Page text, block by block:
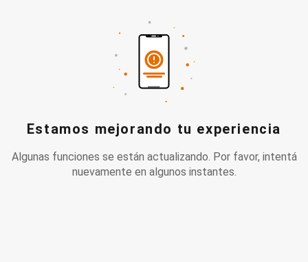
Estamos mejorando tu experiencia
Algunas funciones se están actualizando. Por favor, intentá
nuevamente en algunos instantes.